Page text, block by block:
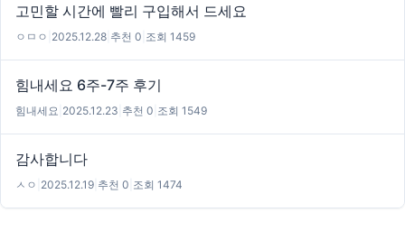
고민할 시간에 빨리 구입해서 드세요
ㅇㅁㅇ 2025.12.28 추천 0 조회 1459
힘내세요 6주-7주 후기
힘내세요 2025.12.23 추천 0 조회 1549
감사합니다
ㅅㅇ 2025.12.19 추천 0 조회 1474